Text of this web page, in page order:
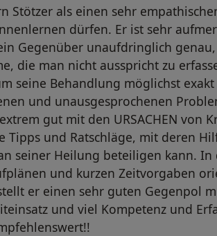
Stötzer als einen sehr
dürfen. Er ist sehr
Gegenüber unaufdringlich
die man nicht ausspricht zu
seine Behandlung möglichst
und unausgesprochenen
gut mit den URSACHEN von
Tipps und Ratschläge, mit deren
seiner Heilung beteiligen kann.
und kurzen Zeitvorgaben
er einen sehr guten Gegenpol
und viel Kompetenz und